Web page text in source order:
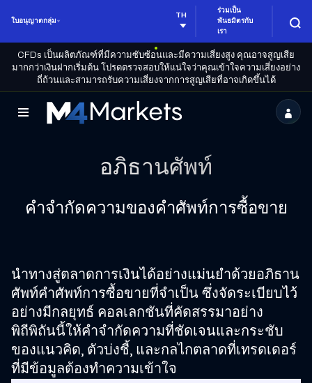
ใบอนุญาตกลุ่ม
TH
ร่วมเป็น
พันธมิตรกับ
เรา
CFDs เป็นผลิตภัณฑ์ที่มีความซับซ้อนและมีความเสี่ยงสูง คุณอาจสูญเสีย
มากกว่าเงินฝากเริ่มต้น โปรดตรวจสอบให้แน่ใจว่าคุณเข้าใจความเสี่ยงอย่าง
ถี่ถ้วนและสามารถรับความเสี่ยงจากการสูญเสียที่อาจเกิดขึ้นได้
M4Markets
Trading
อภิธานศัพท์
คำจำกัดความของคำศัพท์การซื้อขาย
นำทางสู่ตลาดการเงินได้อย่างแม่นยำด้วยอภิธาน
ศัพท์คำศัพท์การซื้อขายที่จำเป็น ซึ่งจัดระเบียบไว้
อย่างมีกลยุทธ์ คอลเลกชันที่คัดสรรมาอย่าง
พิถีพิถันนี้ให้คำจำกัดความที่ชัดเจนและกระชับ
ของแนวคิด, ตัวบ่งชี้, และกลไกตลาดที่เทรดเดอร์
ที่มีข้อมูลต้องทำความเข้าใจ